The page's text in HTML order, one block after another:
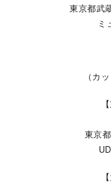
東京都武
ミ
（カ
東京